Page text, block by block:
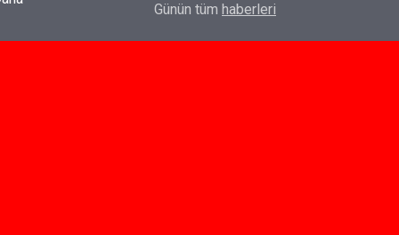
Özlem Drahyalı Kimdir, Nereli ve Kaç
Günün tüm haberleri